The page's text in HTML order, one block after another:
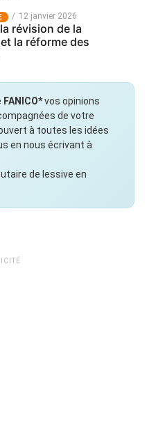
12 janvier 2026
révision de la
la réforme des
FANICO*vos opinions
de votre
à toutes les idées
en nous écrivant à
de lessive en